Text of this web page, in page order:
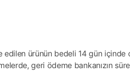
edilen ürünün bedeli 14 gün
geri ödeme bankanızın